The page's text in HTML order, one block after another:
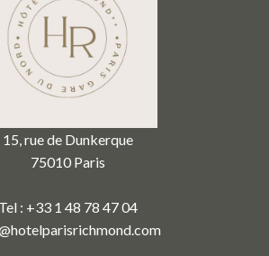
15, rue de Dunkerque
75010 Paris
Tel : +33 1 48 78 47 04